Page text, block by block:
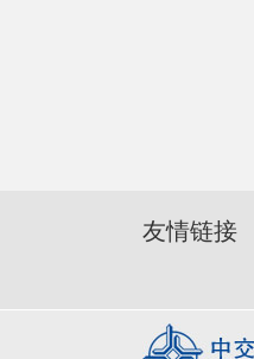
友情链接